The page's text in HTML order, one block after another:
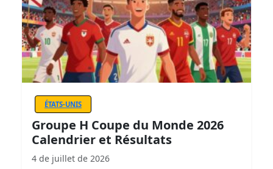
ÉTATS-UNIS
Groupe H Coupe du Monde 2026
Calendrier et Résultats
4 de juillet de 2026